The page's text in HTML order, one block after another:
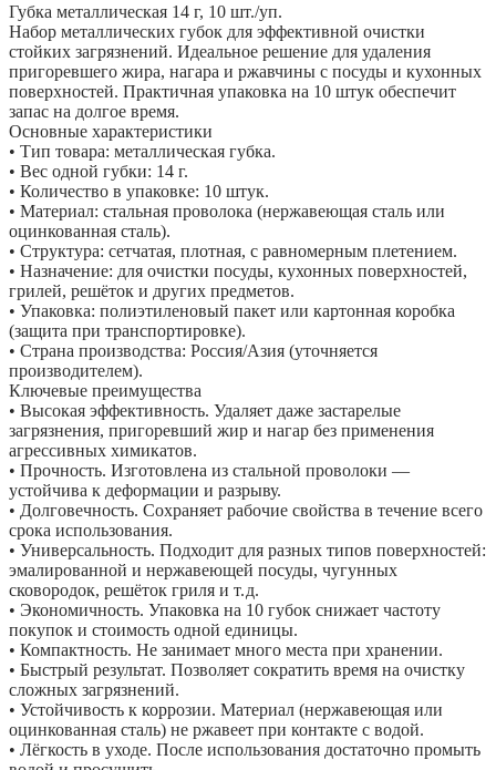
Губка металлическая 14 г, 10 шт./уп.
Набор металлических губок для эффективной очистки
стойких загрязнений. Идеальное решение для удаления
пригоревшего жира, нагара и ржавчины с посуды и кухонных
поверхностей. Практичная упаковка на 10 штук обеспечит
запас на долгое время.
Основные характеристики
• Тип товара: металлическая губка.
• Вес одной губки: 14 г.
• Количество в упаковке: 10 штук.
• Материал: стальная проволока (нержавеющая сталь или
оцинкованная сталь).
• Структура: сетчатая, плотная, с равномерным плетением.
• Назначение: для очистки посуды, кухонных поверхностей,
грилей, решёток и других предметов.
• Упаковка: полиэтиленовый пакет или картонная коробка
(защита при транспортировке).
• Страна производства: Россия/Азия (уточняется
производителем).
Ключевые преимущества
• Высокая эффективность. Удаляет даже застарелые
загрязнения, пригоревший жир и нагар без применения
агрессивных химикатов.
• Прочность. Изготовлена из стальной проволоки —
устойчива к деформации и разрыву.
• Долговечность. Сохраняет рабочие свойства в течение всего
срока использования.
• Универсальность. Подходит для разных типов поверхностей:
эмалированной и нержавеющей посуды, чугунных
сковородок, решёток гриля и т. д.
• Экономичность. Упаковка на 10 губок снижает частоту
покупок и стоимость одной единицы.
• Компактность. Не занимает много места при хранении.
• Быстрый результат. Позволяет сократить время на очистку
сложных загрязнений.
• Устойчивость к коррозии. Материал (нержавеющая или
оцинкованная сталь) не ржавеет при контакте с водой.
• Лёгкость в уходе. После использования достаточно промыть